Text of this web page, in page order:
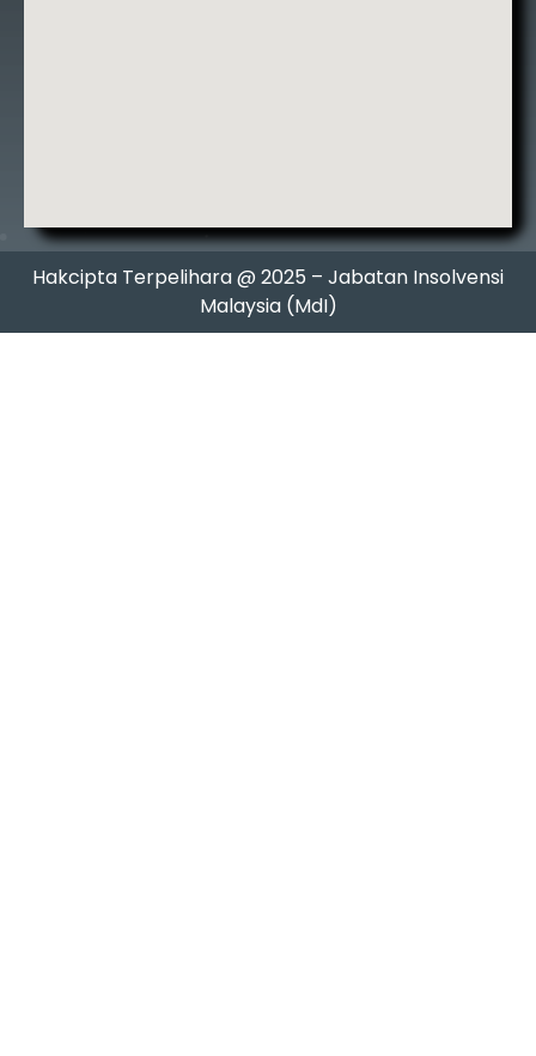
Hakcipta Terpelihara @ 2025 – Jabatan Insolvensi
Malaysia (MdI)